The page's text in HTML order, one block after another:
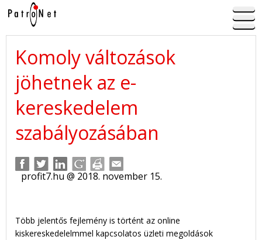
Komoly változások
jöhetnek az e-
kereskedelem
szabályozásában
profit7.hu @ 2018. november 15.
Több jelentős fejlemény is történt az online
kiskereskedelelmmel kapcsolatos üzleti megoldások